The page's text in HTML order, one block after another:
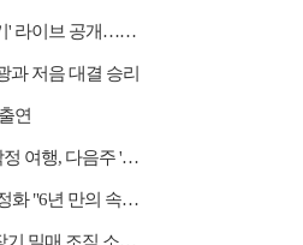
박지현, '아름다운 인생 이야기' 라이브 공개…감성 보컬 전달
과 저음 대결 승리
연
박경혜x현봉식→전현무 무작정 여행, 다음주 '나 혼자 산다' 예고
[비즈 스타] '오케이 마담2' 엄정화 "6년 만의 속편 제작, 하늘의 뜻"(인터뷰)